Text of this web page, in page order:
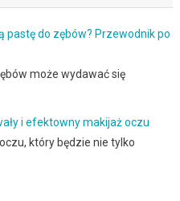
pastę do zębów? Przewodnik po
może wydawać się
i efektowny makijaż oczu
który będzie nie tylko